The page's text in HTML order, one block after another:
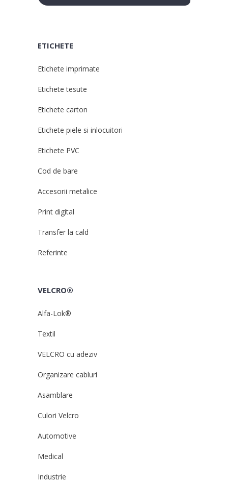
ETICHETE
Etichete imprimate
Etichete tesute
Etichete carton
Etichete piele si inlocuitori
Etichete PVC
Cod de bare
Accesorii metalice
Print digital
Transfer la cald
Referinte
VELCRO®
Alfa-Lok®
Textil
VELCRO cu adeziv
Organizare cabluri
Asamblare
Culori Velcro
Automotive
Medical
Industrie